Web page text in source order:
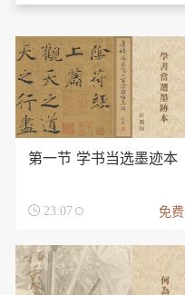
第一节 学书当选墨迹本
 23:07 免费